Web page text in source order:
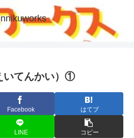
いてんかい）①
Facebook はてブ
LINE コピー